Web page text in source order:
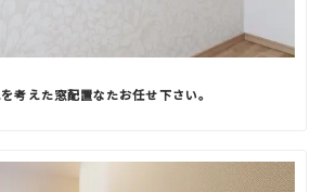
考えた窓配置なたお任せ下さい。